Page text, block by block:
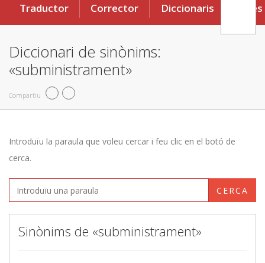
Traductor Corrector Diccionaris Eines
Diccionari de sinònims:
«subministrament»
Compartiu
Introduïu la paraula que voleu cercar i feu clic en el botó de
cerca.
CERCA
Sinònims de «subministrament»